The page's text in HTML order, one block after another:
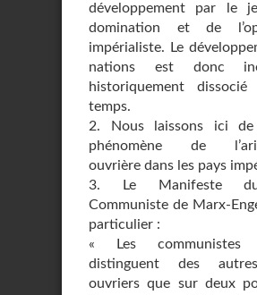
développement par le
domination et de
impérialiste. Le
nations est donc
historiquement
temps.
2. Nous laissons ici
phénomène de
ouvrière dans les pays
3. Le Manifeste
Communiste de Marx-
particulier :
« Les
distinguent des
ouvriers que sur deux